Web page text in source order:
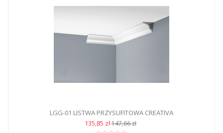
LGG-01 LISTWA PRZYSUFITOWA CREATIVA
135,85 zł147,66 zł